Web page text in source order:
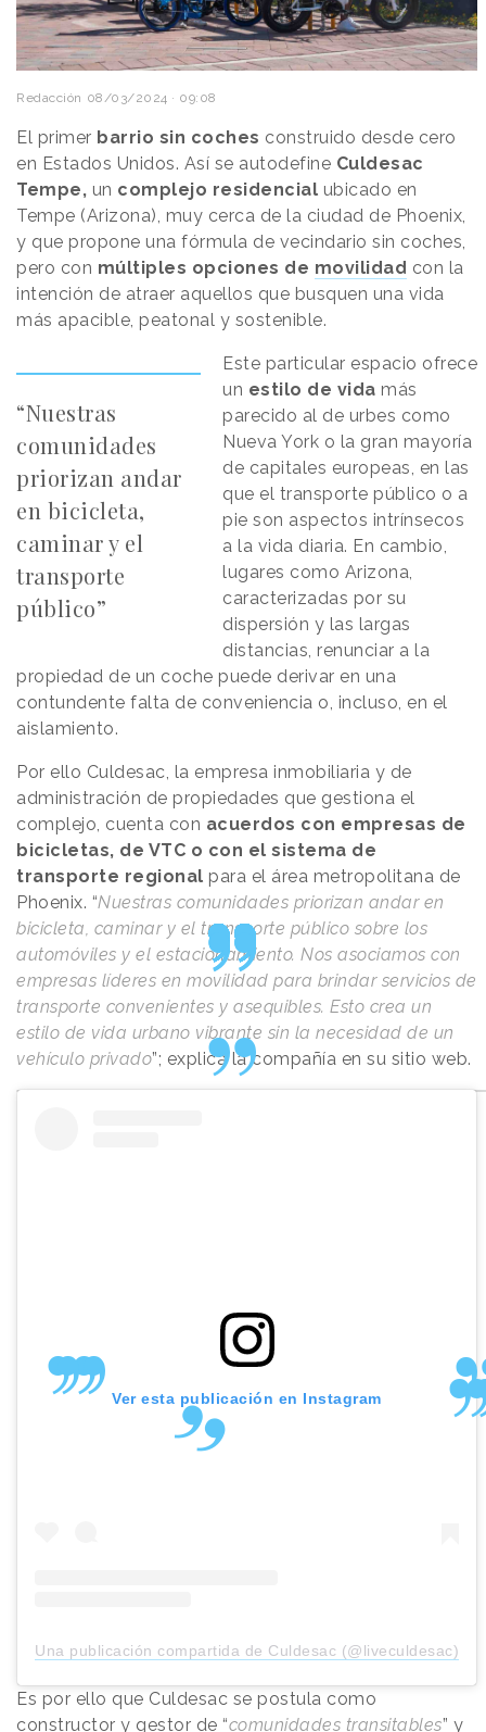
Redacción 08/03/2024 · 09:08
El primer barrio sin coches construido desde cero
en Estados Unidos. Así se autodefine Culdesac
Tempe, un complejo residencial ubicado en
Tempe (Arizona), muy cerca de la ciudad de Phoenix,
y que propone una fórmula de vecindario sin coches,
pero con múltiples opciones de movilidad con la
intención de atraer aquellos que busquen una vida
más apacible, peatonal y sostenible.
“Nuestras
comunidades
priorizan andar
en bicicleta,
caminar y el
transporte
público”
Este particular espacio ofrece
un estilo de vida más
parecido al de urbes como
Nueva York o la gran mayoría
de capitales europeas, en las
que el transporte público o a
pie son aspectos intrínsecos
a la vida diaria. En cambio,
lugares como Arizona,
caracterizadas por su
dispersión y las largas
distancias, renunciar a la
propiedad de un coche puede derivar en una
contundente falta de conveniencia o, incluso, en el
aislamiento.
Por ello Culdesac, la empresa inmobiliaria y de
administración de propiedades que gestiona el
complejo, cuenta con acuerdos con empresas de
bicicletas, de VTC o con el sistema de
transporte regional para el área metropolitana de
Phoenix. “Nuestras comunidades priorizan andar en
bicicleta, caminar y el transporte público sobre los
automóviles y el estacionamiento. Nos asociamos con
empresas líderes en movilidad para brindar servicios de
transporte convenientes y asequibles. Esto crea un
estilo de vida urbano vibrante sin la necesidad de un
vehículo privado”; explica la compañía en su sitio web.
Ver esta publicación en Instagram
Una publicación compartida de Culdesac (@liveculdesac)
Es por ello que Culdesac se postula como
constructor y gestor de “comunidades transitables” y